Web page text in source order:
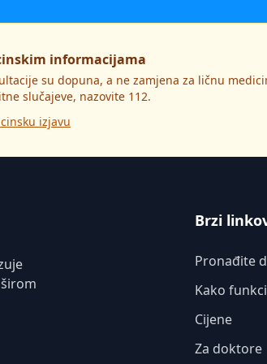
informacijama
su dopuna, a ne zamjena za ličnu
slučajeve, nazovite 112.
izjavu
Brzi
Pronađite
Kako
Cijene
Za doktore